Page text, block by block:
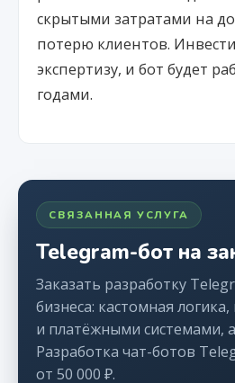
скрытыми затратами на
потерю клиентов.
экспертизу, и бот будет
годами.
СВЯЗАННАЯ УСЛУГА
Telegram-бот на
Заказать разработку
бизнеса: кастомная логика,
и платёжными системами,
Разработка чат-ботов
от 50 000 ₽.